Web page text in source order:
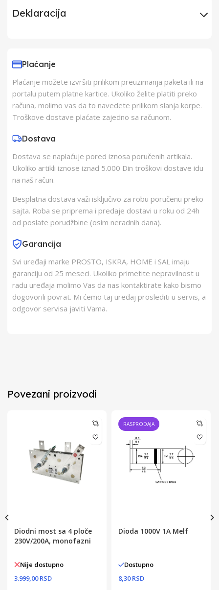
Deklaracija
Proizvođač
Schukat Electronic
gmbh
Zemlja Uvoza Kina
Plaćanje
Plaćanje možete izvršiti prilikom preuzimanja paketa ili na
portalu putem platne kartice. Ukoliko želite platiti preko
računa, molimo vas da to navedete prilikom slanja korpe.
Troškove dostave plaćate zajedno sa računom.
Dostava
Dostava se naplaćuje pored iznosa poručenih artikala.
Ukoliko artikli iznose iznad 5.000 Din troškovi dostave idu
na naš račun.
Besplatna dostava važi isključivo za robu poručenu preko
sajta. Roba se priprema i predaje dostavi u roku od 24h
od poslate porudžbine (osim neradnih dana).
Garancija
Svi uređaji marke PROSTO, ISKRA, HOME i SAL imaju
garanciju od 25 meseci. Ukoliko primetite nepravilnost u
radu uređaja molimo Vas da nas kontaktirate kako bismo
dogovorili povrat. Mi ćemo taj uređaj proslediti u servis, a
odgovor servisa javiti Vama.
Povezani proizvodi
Diodni most sa 4 ploče
230V/200A, monofazni
Nije dostupno
3.999,00 RSD
RASPRODAJA
Dioda 1000V 1A Melf
Dostupno
8,30 RSD